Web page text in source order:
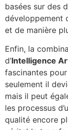
basées sur des
développement
et de manière
Enfin, la
d’Intelligence
fascinantes
seulement il
mais il peut
les processus
qualité encore